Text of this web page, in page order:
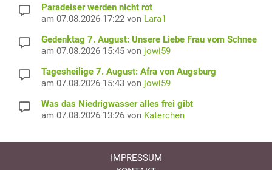
Paradeiser werden nicht rot
am 07.08.2026 17:22 von Lara1
Gedenktag 7. August: Unsere Liebe Frau vom Schnee
am 07.08.2026 15:45 von jowi59
Tagesheilige 7. August: Afra von Augsburg
am 07.08.2026 15:43 von jowi59
Was das Niedrigwasser alles frei gibt
am 07.08.2026 13:26 von Katerchen
IMPRESSUM